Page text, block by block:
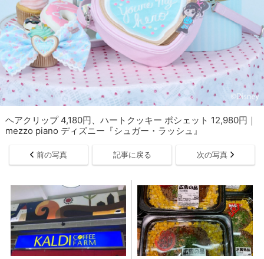
ヘアクリップ 4,180円、ハートクッキー ポシェット 12,980円｜
mezzo piano ディズニー『シュガー・ラッシュ』
前の写真 記事に戻る 次の写真